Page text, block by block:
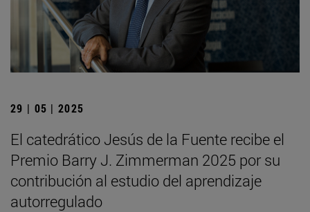
29 | 05 | 2025
El catedrático Jesús de la Fuente recibe el
Premio Barry J. Zimmerman 2025 por su
contribución al estudio del aprendizaje
autorregulado